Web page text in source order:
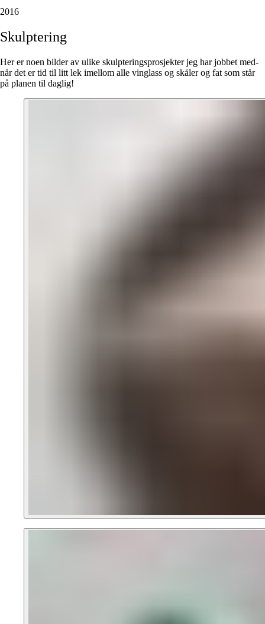
2016
Skulptering
Her er noen bilder av ulike skulpteringsprosjekter jeg har jobbet med-
når det er tid til litt lek imellom alle vinglass og skåler og fat som står
på planen til daglig!